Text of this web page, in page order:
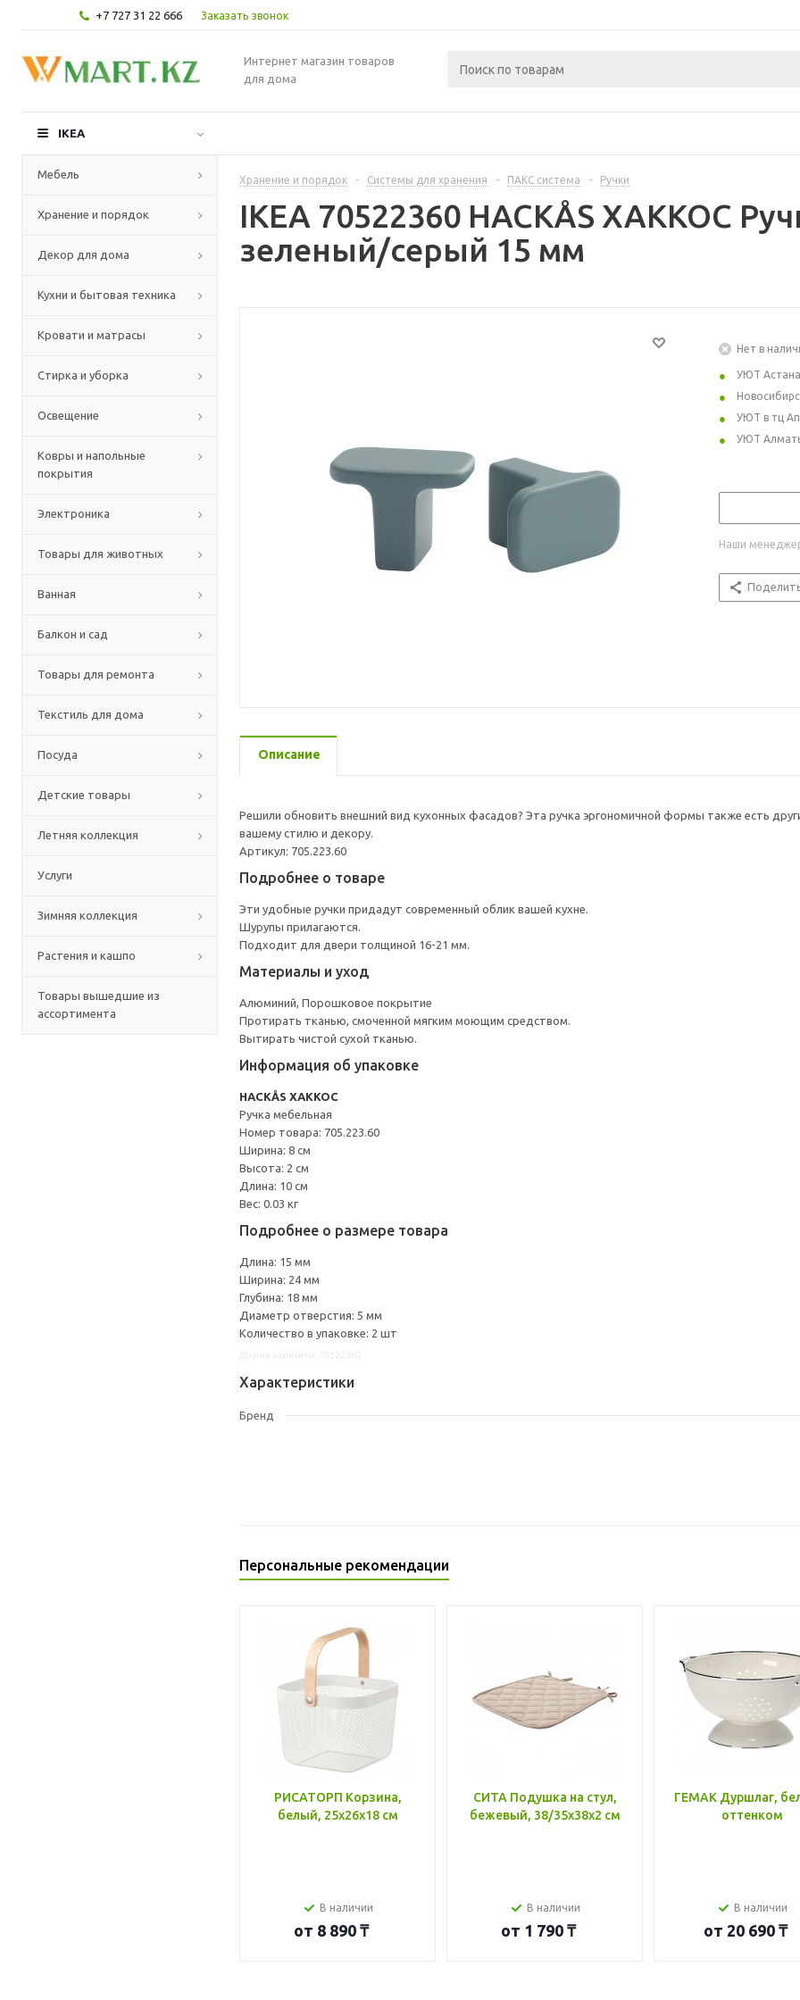
+7 727 31 22 666 Заказать звонок
Интернет магазин товаров
для дома
IKEA
Мебель
Хранение и порядок
Декор для дома
Кухни и бытовая техника
Кровати и матрасы
Стирка и уборка
Освещение
Ковры и напольные
покрытия
Электроника
Товары для животных
Ванная
Балкон и сад
Товары для ремонта
Текстиль для дома
Посуда
Детские товары
Летняя коллекция
Услуги
Зимняя коллекция
Растения и кашпо
Товары вышедшие из
ассортимента
Хранение и порядок - Системы для хранения - ПАКС система - Ручки
IKEA 70522360 HACKÅS ХАККОС
зеленый/серый 15 мм
Нет в
УЮТ Астана
УЮТ в тц
УЮТ
Наши
Описание
Решили обновить внешний вид кухонных фасадов? Эта ручка эргономичной формы также есть
вашему стилю и декору.
Артикул: 705.223.60
Подробнее о товаре
Эти удобные ручки придадут современный облик вашей кухне.
Шурупы прилагаются.
Подходит для двери толщиной 16-21 мм.
Материалы и уход
Алюминий, Порошковое покрытие
Протирать тканью, смоченной мягким моющим средством.
Вытирать чистой сухой тканью.
Информация об упаковке
HACKÅS ХАККОС
Ручка мебельная
Номер товара: 705.223.60
Ширина: 8 см
Высота: 2 см
Длина: 10 см
Вес: 0.03 кг
Подробнее о размере товара
Длина: 15 мм
Ширина: 24 мм
Глубина: 18 мм
Диаметр отверстия: 5 мм
Количество в упаковке: 2 шт
Характеристики
Бренд
Персональные рекомендации
РИСАТОРП Корзина,
белый, 25x26x18 см
В наличии
от 8 890 ₸
СИТА Подушка на стул,
бежевый, 38/35x38x2 см
В наличии
от 1 790 ₸
ГЕМАК Дуршлаг,
оттенком
В наличии
от 20 690 ₸